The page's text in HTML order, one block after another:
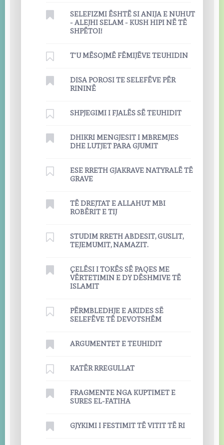
SELEFIZMI ËSHTË SI ANIJA E NUHUT
- ALEJHI SELAM - KUSH HIPI NË TË
SHPËTOI!
T'U MËSOJMË FËMIJËVE TEUHIDIN
DISA POROSI TE SELEFËVE PËR
RININË
SHPJEGIMI I FJALËS SË TEUHIDIT
DHIKRI MENGJESIT I MBREMJES
DHE LUTJET PARA GJUMIT
ESE RRETH GJAKRAVE NATYRALË TË
GRAVE
TË DREJTAT E ALLAHUT MBI
ROBËRIT E TIJ
STUDIM RRETH ABDESIT, GUSLIT,
TEJEMUMIT, NAMAZIT.
ÇELËSI I TOKËS SË PAQES ME
VËRTETIMIN E DY DËSHMIVE TË
ISLAMIT
PËRMBLEDHJE E AKIDES SË
SELEFËVE TË DEVOTSHËM
ARGUMENTET E TEUHIDIT
KATËR RREGULLAT
FRAGMENTE NGA KUPTIMET E
SURES EL-FATIHA
GJYKIMI I FESTIMIT TË VITIT TË RI